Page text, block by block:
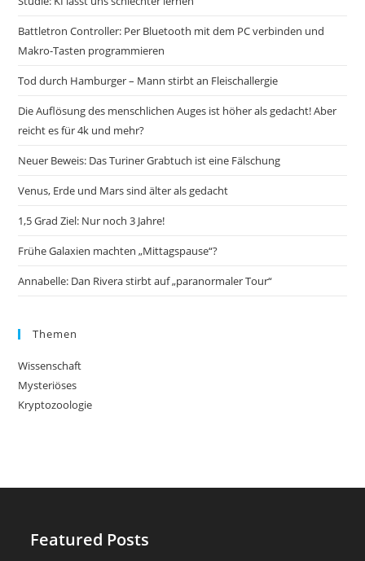
Battletron Controller: Per Bluetooth mit dem PC verbinden und
Makro-Tasten programmieren
Tod durch Hamburger – Mann stirbt an Fleischallergie
Die Auflösung des menschlichen Auges ist höher als gedacht! Aber
reicht es für 4k und mehr?
Neuer Beweis: Das Turiner Grabtuch ist eine Fälschung
Venus, Erde und Mars sind älter als gedacht
1,5 Grad Ziel: Nur noch 3 Jahre!
Frühe Galaxien machten „Mittagspause“?
Annabelle: Dan Rivera stirbt auf „paranormaler Tour“
Themen
Wissenschaft
Mysteriöses
Kryptozoologie
Featured Posts